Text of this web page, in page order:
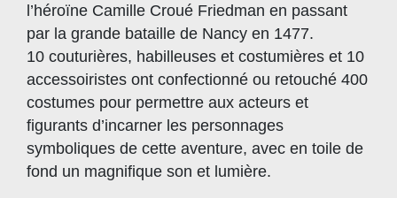
l’héroïne Camille Croué Friedman en passant
par la grande bataille de Nancy en 1477.
10 couturières, habilleuses et costumières et 10
accessoiristes ont confectionné ou retouché 400
costumes pour permettre aux acteurs et
figurants d’incarner les personnages
symboliques de cette aventure, avec en toile de
fond un magnifique son et lumière.